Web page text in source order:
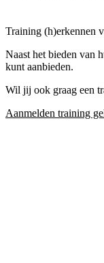
Training (h)erkennen
Naast het bieden van
kunt aanbieden.
Wil jij ook graag een
Aanmelden training